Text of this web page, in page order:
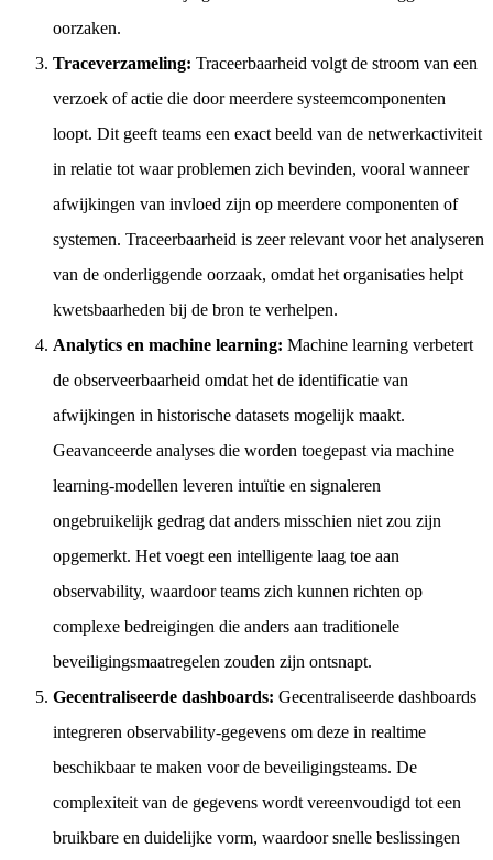
oorzaken.
Traceverzameling: Traceerbaarheid volgt de stroom van een
verzoek of actie die door meerdere systeemcomponenten
loopt. Dit geeft teams een exact beeld van de netwerkactiviteit
in relatie tot waar problemen zich bevinden, vooral wanneer
afwijkingen van invloed zijn op meerdere componenten of
systemen. Traceerbaarheid is zeer relevant voor het analyseren
van de onderliggende oorzaak, omdat het organisaties helpt
kwetsbaarheden bij de bron te verhelpen.
Analytics en machine learning: Machine learning verbetert
de observeerbaarheid omdat het de identificatie van
afwijkingen in historische datasets mogelijk maakt.
Geavanceerde analyses die worden toegepast via machine
learning-modellen leveren intuïtie en signaleren
ongebruikelijk gedrag dat anders misschien niet zou zijn
opgemerkt. Het voegt een intelligente laag toe aan
observability, waardoor teams zich kunnen richten op
complexe bedreigingen die anders aan traditionele
beveiligingsmaatregelen zouden zijn ontsnapt.
Gecentraliseerde dashboards: Gecentraliseerde dashboards
integreren observability-gegevens om deze in realtime
beschikbaar te maken voor de beveiligingsteams. De
complexiteit van de gegevens wordt vereenvoudigd tot een
bruikbare en duidelijke vorm, waardoor snelle beslissingen